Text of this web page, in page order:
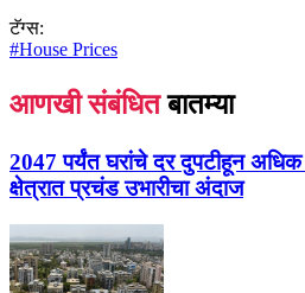
टॅग्स:
#House Prices
आणखी संबंधित बातम्या
2047 पर्यंत घरांचे दर दुपटीहून
क्षेत्रात प्रचंड उभारीचा अंदाज